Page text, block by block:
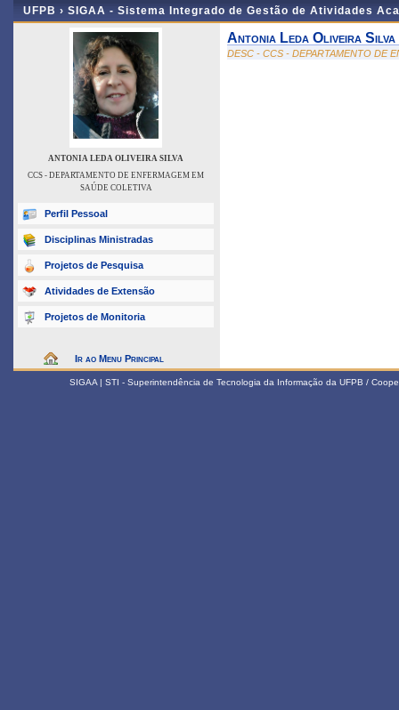
UFPB › SIGAA - Sistema Integrado de Gestão de Atividades
ANTONIA LEDA OLIVEIRA SILVA
CCS - DEPARTAMENTO DE ENFERMAGEM EM
SAÚDE COLETIVA
Perfil Pessoal
Disciplinas Ministradas
Projetos de Pesquisa
Atividades de Extensão
Projetos de Monitoria
Ir ao Menu Principal
Antonia Leda Oliveira Silva
DESC - CCS - DEPARTAMENTO DE
SIGAA | STI - Superintendência de Tecnologia da Informação da UFPB /